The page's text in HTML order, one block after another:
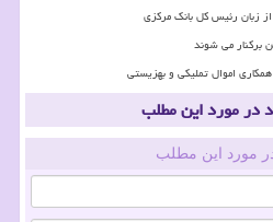
از زبان رئیس کل بانک مرکزی
برکنار می شوند
اموال تملیکی و بهزیستی
در مورد این مطلب
مورد این مطلب